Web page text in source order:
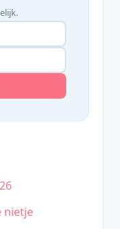
nietje